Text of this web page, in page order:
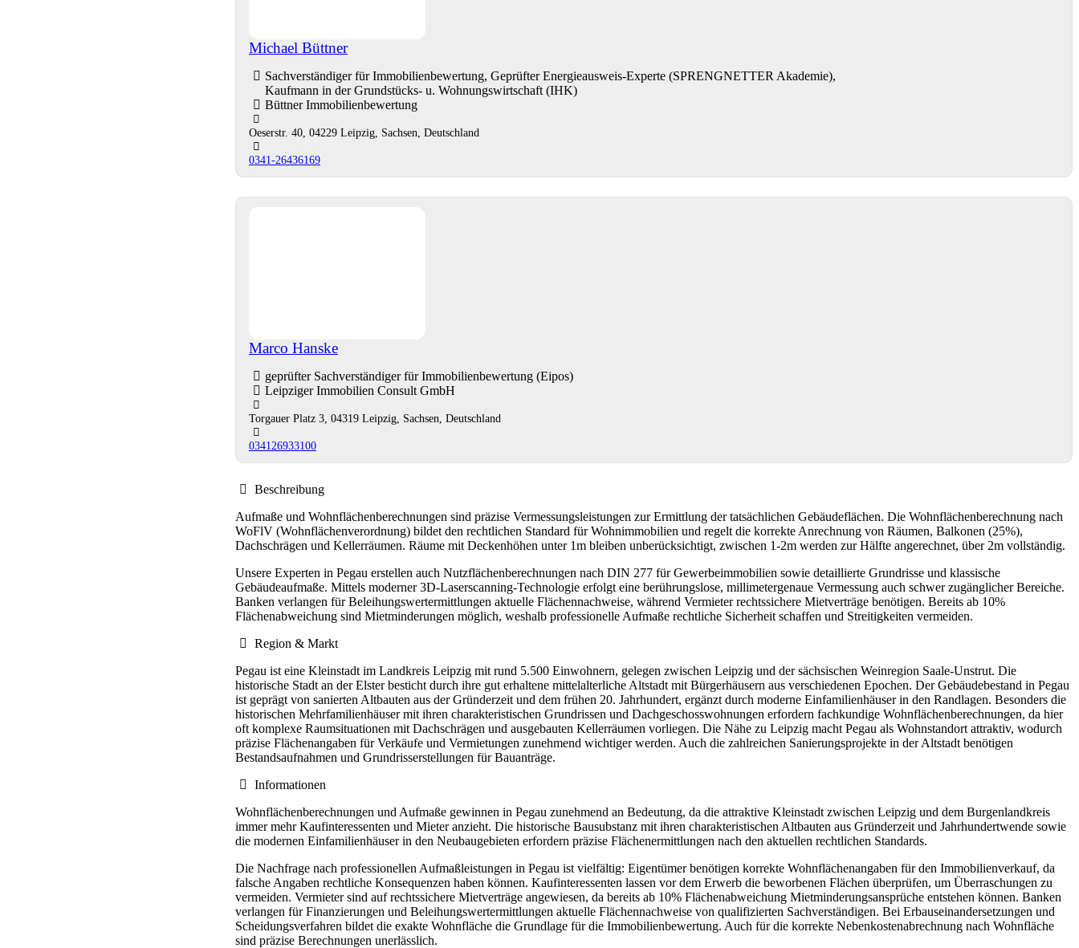
Michael Büttner
Sachverständiger für Immobilienbewertung, Geprüfter Energieausweis-Experte (SPRENGNETTER Akademie),
Kaufmann in der Grundstücks- u. Wohnungswirtschaft (IHK)
Büttner Immobilienbewertung
Oeserstr. 40, 04229 Leipzig, Sachsen, Deutschland
0341-26436169
Marco Hanske
geprüfter Sachverständiger für Immobilienbewertung (Eipos)
Leipziger Immobilien Consult GmbH
Torgauer Platz 3, 04319 Leipzig, Sachsen, Deutschland
034126933100
Beschreibung
Aufmaße und Wohnflächenberechnungen sind präzise Vermessungsleistungen zur Ermittlung der tatsächlichen Gebäudeflächen. Die Wohnflächenberechnung nach
WoFlV (Wohnflächenverordnung) bildet den rechtlichen Standard für Wohnimmobilien und regelt die korrekte Anrechnung von Räumen, Balkonen (25%),
Dachschrägen und Kellerräumen. Räume mit Deckenhöhen unter 1m bleiben unberücksichtigt, zwischen 1-2m werden zur Hälfte angerechnet, über 2m vollständig.
Unsere Experten in Pegau erstellen auch Nutzflächenberechnungen nach DIN 277 für Gewerbeimmobilien sowie detaillierte Grundrisse und klassische
Gebäudeaufmaße. Mittels moderner 3D-Laserscanning-Technologie erfolgt eine berührungslose, millimetergenaue Vermessung auch schwer zugänglicher Bereiche.
Banken verlangen für Beleihungswertermittlungen aktuelle Flächennachweise, während Vermieter rechtssichere Mietverträge benötigen. Bereits ab 10%
Flächenabweichung sind Mietminderungen möglich, weshalb professionelle Aufmaße rechtliche Sicherheit schaffen und Streitigkeiten vermeiden.
Region & Markt
Pegau ist eine Kleinstadt im Landkreis Leipzig mit rund 5.500 Einwohnern, gelegen zwischen Leipzig und der sächsischen Weinregion Saale-Unstrut. Die
historische Stadt an der Elster besticht durch ihre gut erhaltene mittelalterliche Altstadt mit Bürgerhäusern aus verschiedenen Epochen. Der Gebäudebestand in Pegau
ist geprägt von sanierten Altbauten aus der Gründerzeit und dem frühen 20. Jahrhundert, ergänzt durch moderne Einfamilienhäuser in den Randlagen. Besonders die
historischen Mehrfamilienhäuser mit ihren charakteristischen Grundrissen und Dachgeschosswohnungen erfordern fachkundige Wohnflächenberechnungen, da hier
oft komplexe Raumsituationen mit Dachschrägen und ausgebauten Kellerräumen vorliegen. Die Nähe zu Leipzig macht Pegau als Wohnstandort attraktiv, wodurch
präzise Flächenangaben für Verkäufe und Vermietungen zunehmend wichtiger werden. Auch die zahlreichen Sanierungsprojekte in der Altstadt benötigen
Bestandsaufnahmen und Grundrisserstellungen für Bauanträge.
Informationen
Wohnflächenberechnungen und Aufmaße gewinnen in Pegau zunehmend an Bedeutung, da die attraktive Kleinstadt zwischen Leipzig und dem Burgenlandkreis
immer mehr Kaufinteressenten und Mieter anzieht. Die historische Bausubstanz mit ihren charakteristischen Altbauten aus Gründerzeit und Jahrhundertwende sowie
die modernen Einfamilienhäuser in den Neubaugebieten erfordern präzise Flächenermittlungen nach den aktuellen rechtlichen Standards.
Die Nachfrage nach professionellen Aufmaßleistungen in Pegau ist vielfältig: Eigentümer benötigen korrekte Wohnflächenangaben für den Immobilienverkauf, da
falsche Angaben rechtliche Konsequenzen haben können. Kaufinteressenten lassen vor dem Erwerb die beworbenen Flächen überprüfen, um Überraschungen zu
vermeiden. Vermieter sind auf rechtssichere Mietverträge angewiesen, da bereits ab 10% Flächenabweichung Mietminderungsansprüche entstehen können. Banken
verlangen für Finanzierungen und Beleihungswertermittlungen aktuelle Flächennachweise von qualifizierten Sachverständigen. Bei Erbauseinandersetzungen und
Scheidungsverfahren bildet die exakte Wohnfläche die Grundlage für die Immobilienbewertung. Auch für die korrekte Nebenkostenabrechnung nach Wohnfläche
sind präzise Berechnungen unerlässlich.